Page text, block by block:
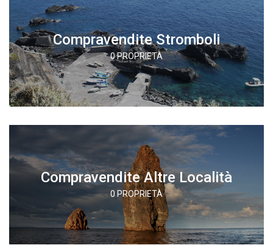
Compravendite Stromboli
0 PROPRIETÀ
Compravendite Altre Località
0 PROPRIETÀ